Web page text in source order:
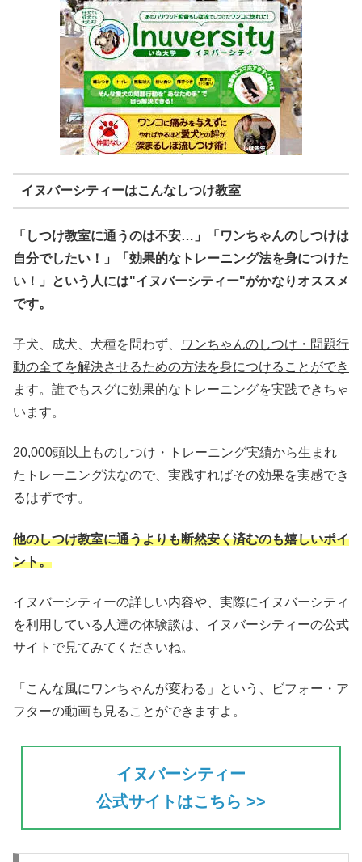
イヌバーシティーはこんなしつけ教室
「しつけ教室に通うのは不安…」「ワンちゃんのしつけは
自分でしたい！」「効果的なトレーニング法を身につけた
い！」という人には"イヌバーシティー"がかなりオススメ
です。
子犬、成犬、犬種を問わず、
ワンちゃんのしつけ・問題行
動の全てを解決させるための方法を身につけることができ
ます。 誰でもスグに効果的なトレーニングを実践できちゃ
います。
20,000頭以上ものしつけ・トレーニング実績から生まれ
たトレーニング法なので、実践すればその効果を実感でき
るはずです。
他のしつけ教室に通うよりも断然安く済むのも嬉しいポイ
ント。
イヌバーシティーの詳しい内容や、実際にイヌバーシティ
を利用している人達の体験談は、イヌバーシティーの公式
サイトで見てみてくださいね。
「こんな風にワンちゃんが変わる」という、ビフォー・ア
フターの動画も見ることができますよ。
イヌバーシティー
公式サイトはこちら >>